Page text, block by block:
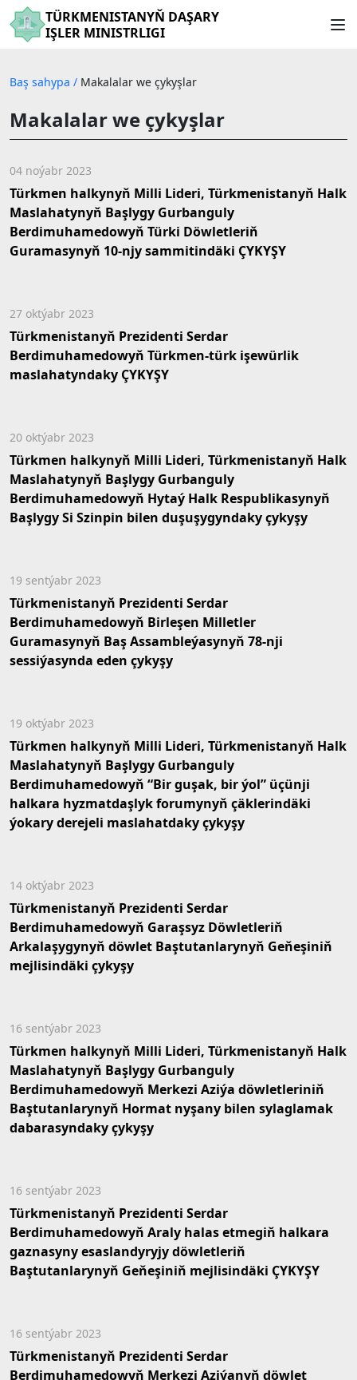
TÜRKMENISTANYŇ DAŞARY
IŞLER MINISTRLIGI
Baş sahypa / Makalalar we çykyşlar
Makalalar we çykyşlar
04 noýabr 2023
Türkmen halkynyň Milli Lideri, Türkmenistanyň Halk
Maslahatynyň Başlygy Gurbanguly
Berdimuhamedowyň Türki Döwletleriň
Guramasynyň 10-njy sammitindäki ÇYKYŞY
27 oktýabr 2023
Türkmenistanyň Prezidenti Serdar
Berdimuhamedowyň Türkmen-türk işewürlik
maslahatyndaky ÇYKYŞY
20 oktýabr 2023
Türkmen halkynyň Milli Lideri, Türkmenistanyň Halk
Maslahatynyň Başlygy Gurbanguly
Berdimuhamedowyň Hytaý Halk Respublikasynyň
Başlygy Si Szinpin bilen duşuşygyndaky çykyşy
19 sentýabr 2023
Türkmenistanyň Prezidenti Serdar
Berdimuhamedowyň Birleşen Milletler
Guramasynyň Baş Assambleýasynyň 78-nji
sessiýasynda eden çykyşy
19 oktýabr 2023
Türkmen halkynyň Milli Lideri, Türkmenistanyň Halk
Maslahatynyň Başlygy Gurbanguly
Berdimuhamedowyň “Bir guşak, bir ýol” üçünji
halkara hyzmatdaşlyk forumynyň çäklerindäki
ýokary derejeli maslahatdaky çykyşy
14 oktýabr 2023
Türkmenistanyň Prezidenti Serdar
Berdimuhamedowyň Garaşsyz Döwletleriň
Arkalaşygynyň döwlet Baştutanlarynyň Geňeşiniň
mejlisindäki çykyşy
16 sentýabr 2023
Türkmen halkynyň Milli Lideri, Türkmenistanyň Halk
Maslahatynyň Başlygy Gurbanguly
Berdimuhamedowyň Merkezi Aziýa döwletleriniň
Baştutanlarynyň Hormat nyşany bilen sylaglamak
dabarasyndaky çykyşy
16 sentýabr 2023
Türkmenistanyň Prezidenti Serdar
Berdimuhamedowyň Araly halas etmegiň halkara
gaznasyny esaslandyryjy döwletleriň
Baştutanlarynyň Geňeşiniň mejlisindäki ÇYKYŞY
16 sentýabr 2023
Türkmenistanyň Prezidenti Serdar
Berdimuhamedowyň Merkezi Aziýanyň döwlet